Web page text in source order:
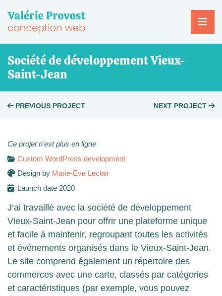
content
Société de développement Vieux-
Saint-Jean
PostPREVIOUS PROJECT NEXT PROJECT
Ce projet n'est plus en ligne
Custom WordPress development
Design by Marie-Ève Leclair
Launch date 2020
J’ai travaillé avec la société de développement
Vieux-Saint-Jean pour offrir une plateforme unique
et facile à maintenir, regroupant toutes les activités
et événements organisés dans le Vieux-Saint-Jean.
Le site comprend également un répertoire des
commerces avec une carte, classés par catégories
et caractéristiques (par exemple, vous pouvez